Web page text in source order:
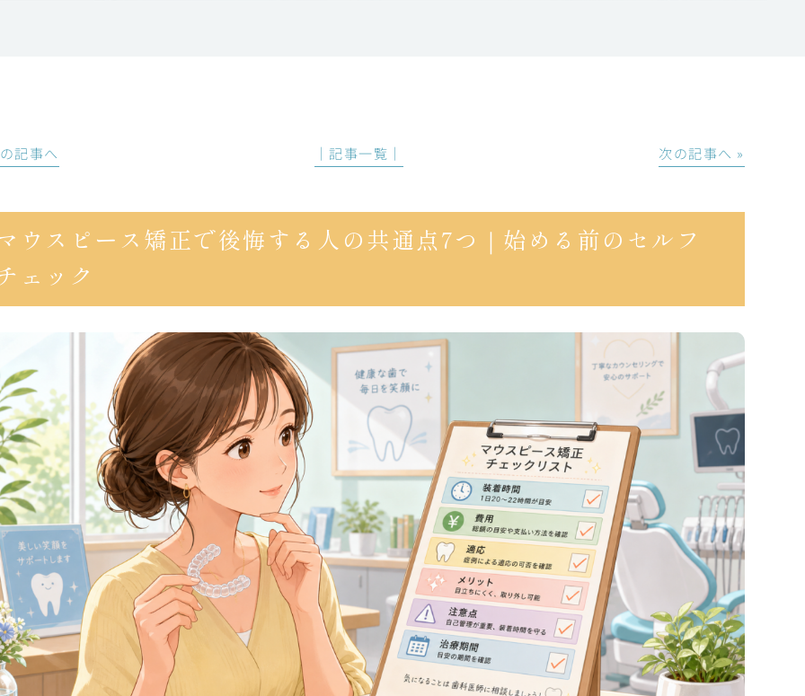
記事へ │記事一覧│ 次の記事へ »
ウスピース矯正で後悔する人の共通点7つ｜始める前のセルフ
ェック